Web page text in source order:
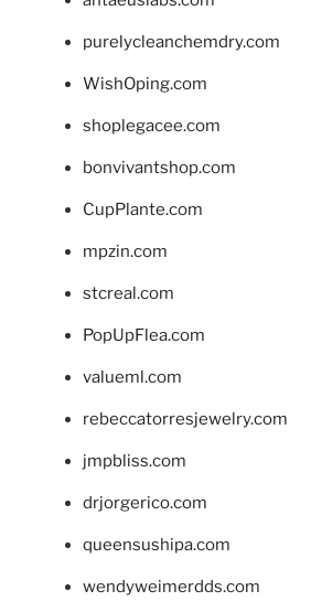
purelycleanchemdry.com
WishOping.com
shoplegacee.com
bonvivantshop.com
CupPlante.com
mpzin.com
stcreal.com
PopUpFlea.com
valueml.com
rebeccatorresjewelry.com
jmpbliss.com
drjorgerico.com
queensushipa.com
wendyweimerdds.com